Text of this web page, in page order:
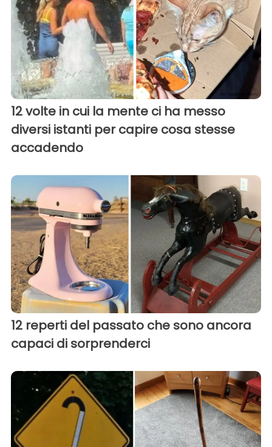
12 volte in cui la mente ci ha messo
diversi istanti per capire cosa stesse
accadendo
12 reperti del passato che sono ancora
capaci di sorprenderci